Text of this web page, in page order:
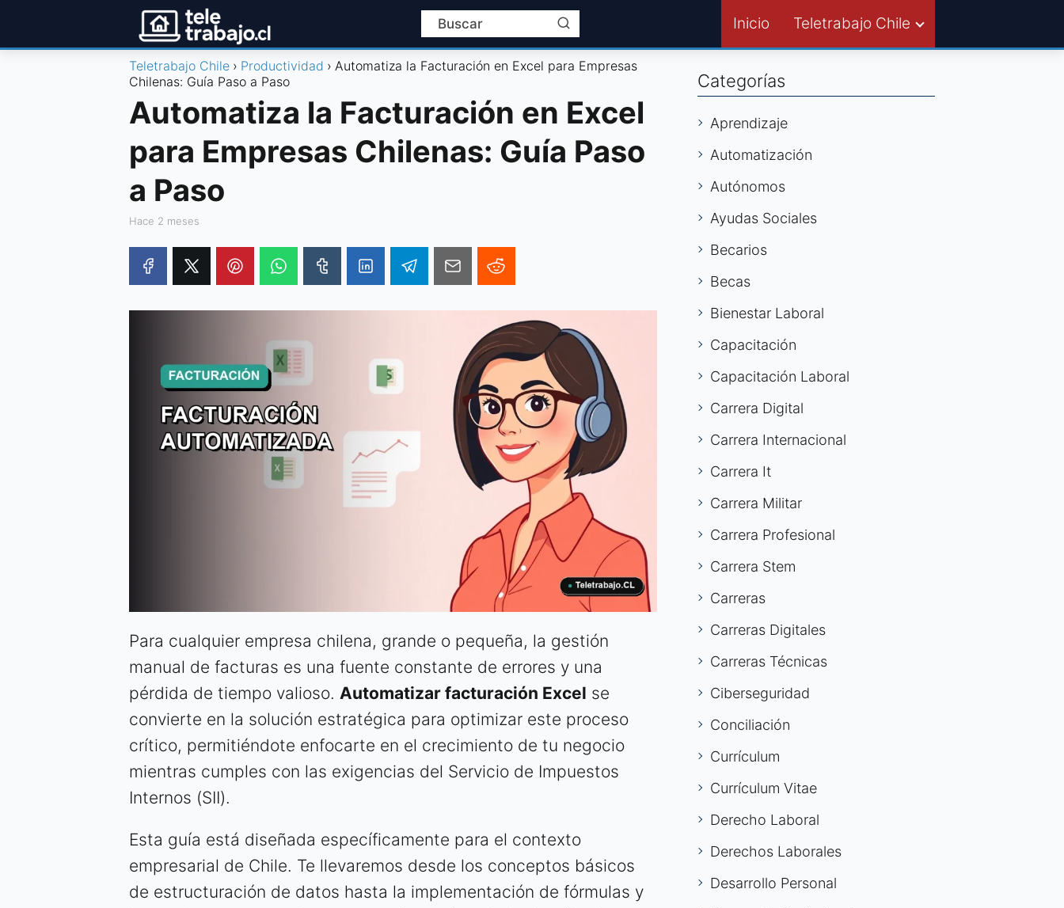
Inicio Teletrabajo Chile
Teletrabajo Chile Productividad
Automatiza la Facturación en Excel para Empresas
Chilenas: Guía Paso a Paso
Automatiza la Facturación en Excel
para Empresas Chilenas: Guía Paso
a Paso
hace 2 meses
Para cualquier empresa chilena, grande o pequeña, la gestión
manual de facturas es una fuente constante de errores y una
pérdida de tiempo valioso. Automatizar facturación Excel se
convierte en la solución estratégica para optimizar este proceso
crítico, permitiéndote enfocarte en el crecimiento de tu negocio
mientras cumples con las exigencias del Servicio de Impuestos
Internos (SII).
Esta guía está diseñada específicamente para el contexto
empresarial de Chile. Te llevaremos desde los conceptos básicos
de estructuración de datos hasta la implementación de fórmulas y
Categorías
Aprendizaje
Automatización
Autónomos
Ayudas Sociales
Becarios
Becas
Bienestar Laboral
Capacitación
Capacitación Laboral
Carrera Digital
Carrera Internacional
Carrera It
Carrera Militar
Carrera Profesional
Carrera Stem
Carreras
Carreras Digitales
Carreras Técnicas
Ciberseguridad
Conciliación
Currículum
Currículum Vitae
Derecho Laboral
Derechos Laborales
Desarrollo Personal